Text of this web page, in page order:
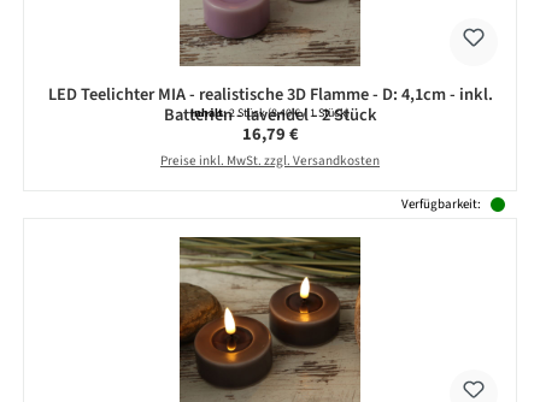
LED Teelichter MIA - realistische 3D Flamme - D: 4,1cm - inkl.
Batterien - lavendel - 2 Stück
Inhalt:2 Stück(8,40 € / 1 Stück)
Regulärer Preis:
16,79 €
Preise inkl. MwSt. zzgl. Versandkosten
Verfügbarkeit: